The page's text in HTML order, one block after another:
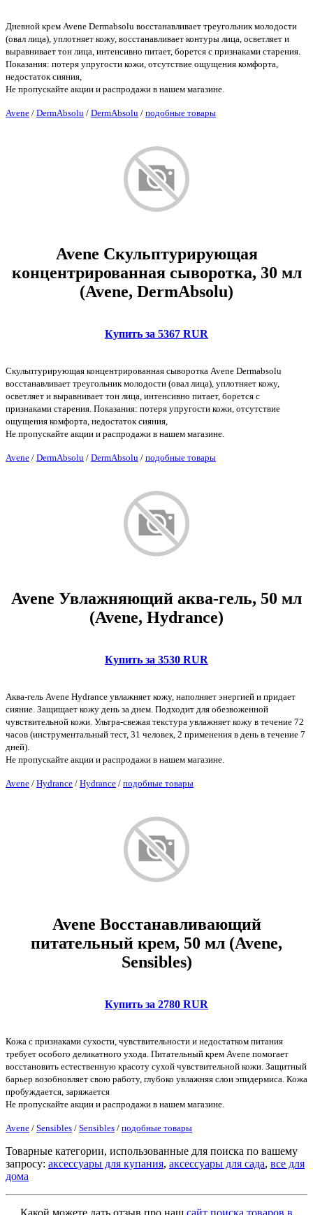
Дневной крем Avene Dermabsolu восстанавливает треугольник молодости
(овал лица), уплотняет кожу, восстанавливает контуры лица, осветляет и
выравнивает тон лица, интенсивно питает, борется с признаками старения.
Показания: потеря упругости кожи, отсутствие ощущения комфорта,
недостаток сияния,
Не пропускайте акции и распродажи в нашем магазине.
Avene / DermAbsolu / DermAbsolu / подобные товары
Avene Скульптурирующая
концентрированная сыворотка, 30 мл
(Avene, DermAbsolu)
Купить за 5367 RUR
Скульптурирующая концентрированная сыворотка Avene Dermabsolu
восстанавливает треугольник молодости (овал лица), уплотняет кожу,
осветляет и выравнивает тон лица, интенсивно питает, борется с
признаками старения. Показания: потеря упругости кожи, отсутствие
ощущения комфорта, недостаток сияния,
Не пропускайте акции и распродажи в нашем магазине.
Avene / DermAbsolu / DermAbsolu / подобные товары
Avene Увлажняющий аква-гель, 50 мл
(Avene, Hydrance)
Купить за 3530 RUR
Аква-гель Avene Hydrance увлажняет кожу, наполняет энергией и придает
сияние. Защищает кожу день за днем. Подходит для обезвоженной
чувствительной кожи. Ультра-свежая текстура увлажняет кожу в течение 72
часов (инструментальный тест, 31 человек, 2 применения в день в течение 7
дней).
Не пропускайте акции и распродажи в нашем магазине.
Avene / Hydrance / Hydrance / подобные товары
Avene Восстанавливающий
питательный крем, 50 мл (Avene,
Sensibles)
Купить за 2780 RUR
Кожа с признаками сухости, чувствительности и недостатком питания
требует особого деликатного ухода. Питательный крем Avene помогает
восстановить естественную красоту сухой чувствительной кожи. Защитный
барьер возобновляет свою работу, глубоко увлажняя слои эпидермиса. Кожа
пробуждается, заряжается
Не пропускайте акции и распродажи в нашем магазине.
Avene / Sensibles / Sensibles / подобные товары
Товарные категории, использованные для поиска по вашему
запросу: аксессуары для купания, аксессуары для сада, все для
дома
Какой можете дать отзыв про наш сайт поиска товаров в